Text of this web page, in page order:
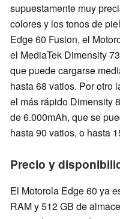
supuestamente muy
colores y los tonos de
Edge 60 Fusion, el
el MediaTek Dimensity
que puede cargarse
hasta 68 vatios. Por otro
el más rápido Dimensity
de 6.000mAh, que se
hasta 90 vatios, o hasta
Precio y
El Motorola Edge 60 ya
RAM y 512 GB de